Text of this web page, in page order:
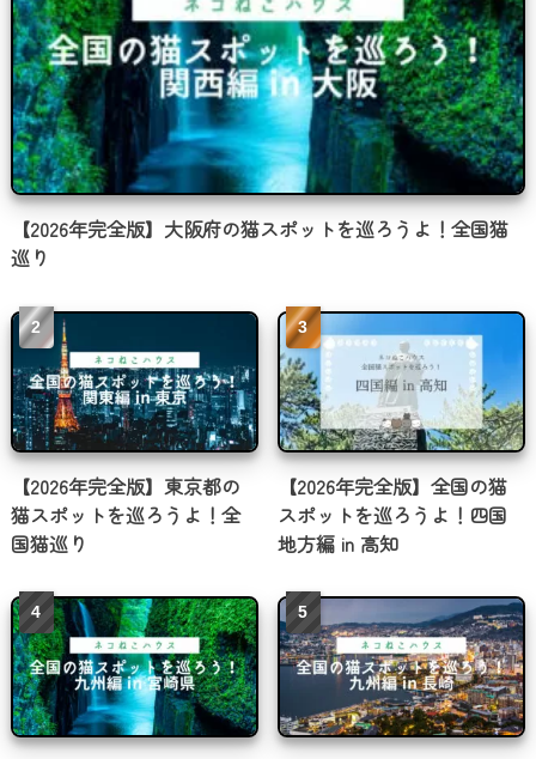
【2026年完全版】大阪府の猫スポットを巡ろうよ！全国猫
巡り
【2026年完全版】東京都の
猫スポットを巡ろうよ！全
国猫巡り
【2026年完全版】全国の猫
スポットを巡ろうよ！四国
地方編 in 高知